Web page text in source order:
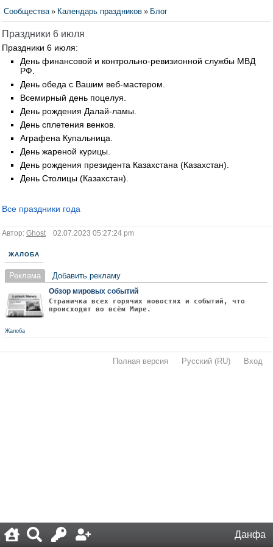
Данфа
Сообщества » Календарь праздников » Блог
Праздники 6 июля
Праздники 6 июля:
День финансовой и контрольно-ревизионной службы МВД
РФ.
День обеда с Вашим веб-мастером.
Всемирный день поцелуя.
День рождения Далай-ламы.
День сплетения венков.
Аграфена Купальница.
День жареной курицы.
День рождения президента Казахстана (Казахстан).
День Столицы (Казахстан).
Все праздники года
Автор: Ghost02.07.2023 05:27:24 pm
ЖАЛОБА
Реклама Добавить рекламу
Обзор мировых событий
Страничка всех горячих новостях и событий, что
происходят во всём Мире.
Жалоба
Полная версия Русский (RU) Вход